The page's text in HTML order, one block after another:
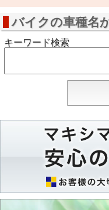
バイクの車種名
キーワード検索